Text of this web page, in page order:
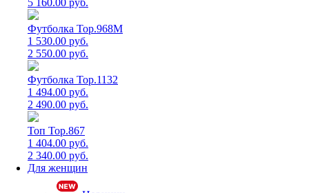
5 160.00 руб.
Футболка Top.968M
1 530.00 руб.
2 550.00 руб.
Футболка Top.1132
1 494.00 руб.
2 490.00 руб.
Топ Top.867
1 404.00 руб.
2 340.00 руб.
Для женщин